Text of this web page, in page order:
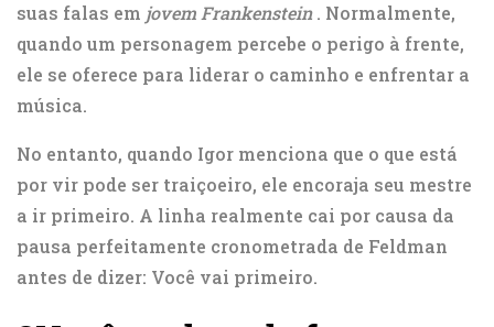
suas falas em jovem Frankenstein. Normalmente,
quando um personagem percebe o perigo à frente,
ele se oferece para liderar o caminho e enfrentar a
música.
No entanto, quando Igor menciona que o que está
por vir pode ser traiçoeiro, ele encoraja seu mestre
a ir primeiro. A linha realmente cai por causa da
pausa perfeitamente cronometrada de Feldman
antes de dizer: Você vai primeiro.